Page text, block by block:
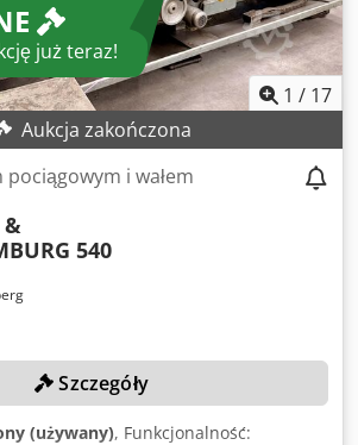
już teraz!
1 / 17
Aukcja zakończona
pociągowym i wałem
&
540
Szczegóły
(używany), Funkcjonalność: